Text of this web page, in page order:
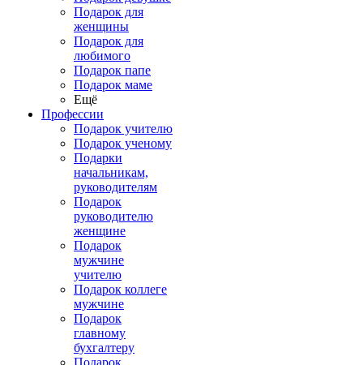
Подарок для
женщины
Подарок для
любимого
Подарок папе
Подарок маме
Ещё
Профессии
Подарок учителю
Подарок ученому
Подарки
начальникам,
руководителям
Подарок
руководителю
женщине
Подарок
мужчине
учителю
Подарок коллеге
мужчине
Подарок
главному
бухгалтеру
Подарок